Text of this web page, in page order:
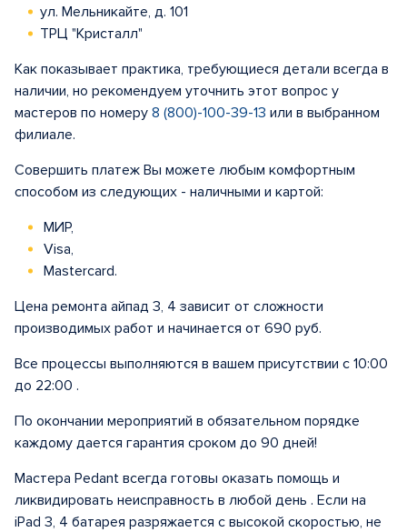
ул. Мельникайте, д. 101
ТРЦ "Кристалл"
Как показывает практика, требующиеся детали всегда в
наличии, но рекомендуем уточнить этот вопрос у
мастеров по номеру 8 (800)-100-39-13 или в выбранном
филиале.
Совершить платеж Вы можете любым комфортным
способом из следующих - наличными и картой:
МИР,
Visa,
Mastercard.
Цена ремонта айпад 3, 4 зависит от сложности
производимых работ и начинается от 690 руб.
Все процессы выполняются в вашем присутствии с 10:00
до 22:00 .
По окончании мероприятий в обязательном порядке
каждому дается гарантия сроком до 90 дней!
Мастера Pedant всегда готовы оказать помощь и
ликвидировать неисправность в любой день . Если на
iPad 3, 4 батарея разряжается с высокой скоростью, не